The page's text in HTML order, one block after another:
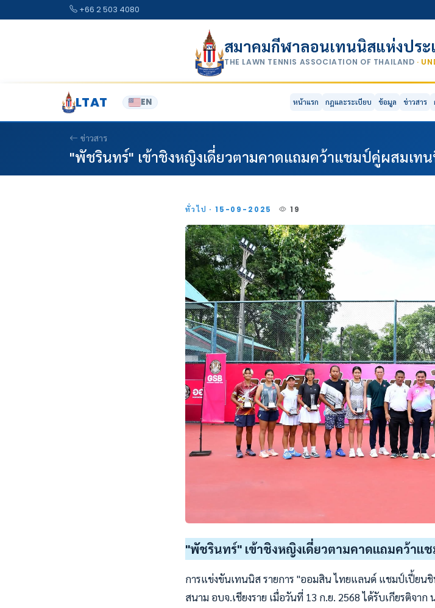
+66 2 503 4080
สมาคมกีฬาลอนเทนนิสแห่งปร
THE LAWN TENNIS ASSOCIATION OF THAILAND ·
LTAT EN หน้าแรก กฎและระเบียบ ข้อมูล ข่าวสาร
ข่าวสาร
"พัชรินทร์" เข้าชิงหญิงเดี่ยวตามคาดแถมคว้าแชมป์คู่ผสมเท
ทั่วไป · 15-09-2025 19
"พัชรินทร์" เข้าชิงหญิงเดี่ยวตามคาดแถมคว้า
การแข่งขันเทนนิส รายการ "ออมสิน ไทยแลนด์ แชมป์เปี้ยนชิ
สนาม อบจ.เชียงราย เมื่อวันที่ 13 ก.ย. 2568 ได้รับเกียรติจา